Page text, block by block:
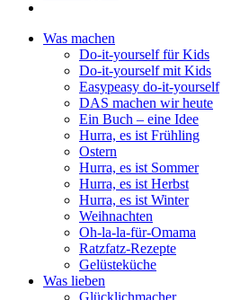
Was machen
Do-it-yourself für Kids
Do-it-yourself mit Kids
Easypeasy do-it-yourself
DAS machen wir heute
Ein Buch – eine Idee
Hurra, es ist Frühling
Ostern
Hurra, es ist Sommer
Hurra, es ist Herbst
Hurra, es ist Winter
Weihnachten
Oh-la-la-für-Omama
Ratzfatz-Rezepte
Gelüsteküche
Was lieben
Glücklichmacher